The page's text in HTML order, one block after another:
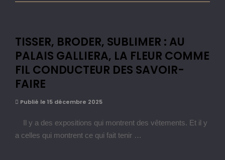
TISSER, BRODER, SUBLIMER : AU
PALAIS GALLIERA, LA FLEUR COMME
FIL CONDUCTEUR DES SAVOIR-
FAIRE
Publié le 15 décembre 2025
Il y a des expositions qui montrent des vêtements. Et il y
a celles qui montrent ce qui fait tenir …